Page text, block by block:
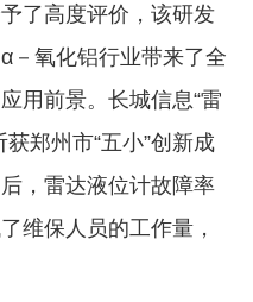
了高度评价，该研发
－氧化铝行业带来了全
用前景。长城信息“雷
郑州市“五小”创新成
，雷达液位计故障率
维保人员的工作量，